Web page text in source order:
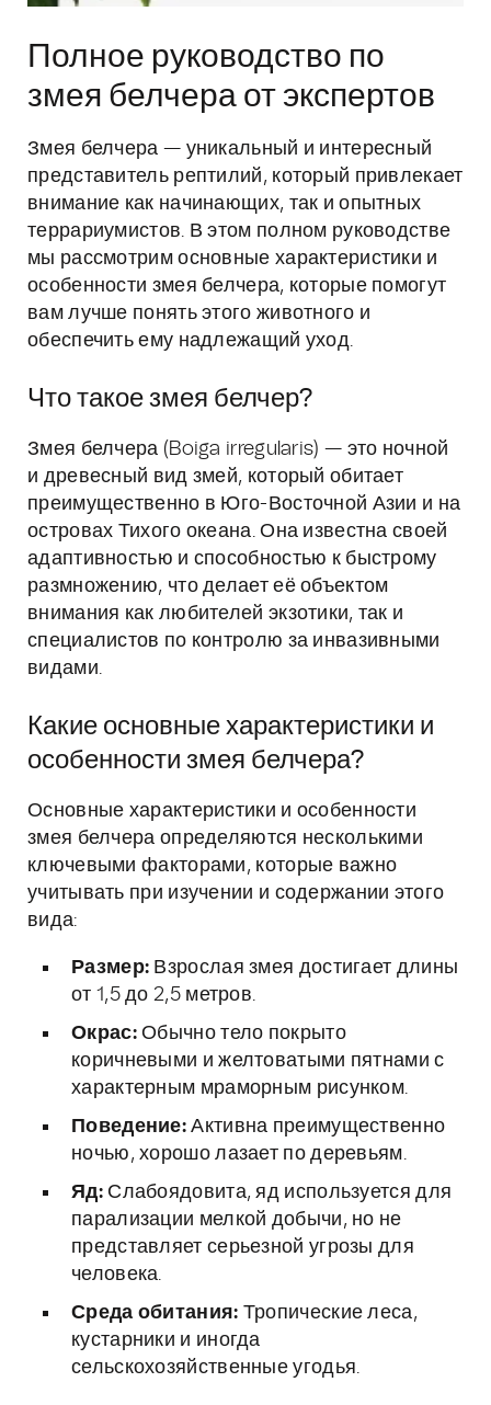
Полное руководство по
змея белчера от экспертов
Змея белчера — уникальный и интересный
представитель рептилий, который привлекает
внимание как начинающих, так и опытных
террариумистов. В этом полном руководстве
мы рассмотрим основные характеристики и
особенности змея белчера, которые помогут
вам лучше понять этого животного и
обеспечить ему надлежащий уход.
Что такое змея белчер?
Змея белчера (Boiga irregularis) — это ночной
и древесный вид змей, который обитает
преимущественно в Юго-Восточной Азии и на
островах Тихого океана. Она известна своей
адаптивностью и способностью к быстрому
размножению, что делает её объектом
внимания как любителей экзотики, так и
специалистов по контролю за инвазивными
видами.
Какие основные характеристики и
особенности змея белчера?
Основные характеристики и особенности
змея белчера определяются несколькими
ключевыми факторами, которые важно
учитывать при изучении и содержании этого
вида:
Размер: Взрослая змея достигает длины
от 1,5 до 2,5 метров.
Окрас:Обычно тело покрыто
коричневыми и желтоватыми пятнами с
характерным мраморным рисунком.
Поведение: Активна преимущественно
ночью, хорошо лазает по деревьям.
Яд:Слабоядовита, яд используется для
парализации мелкой добычи, но не
представляет серьезной угрозы для
человека.
Среда обитания: Тропические леса,
кустарники и иногда
сельскохозяйственные угодья.